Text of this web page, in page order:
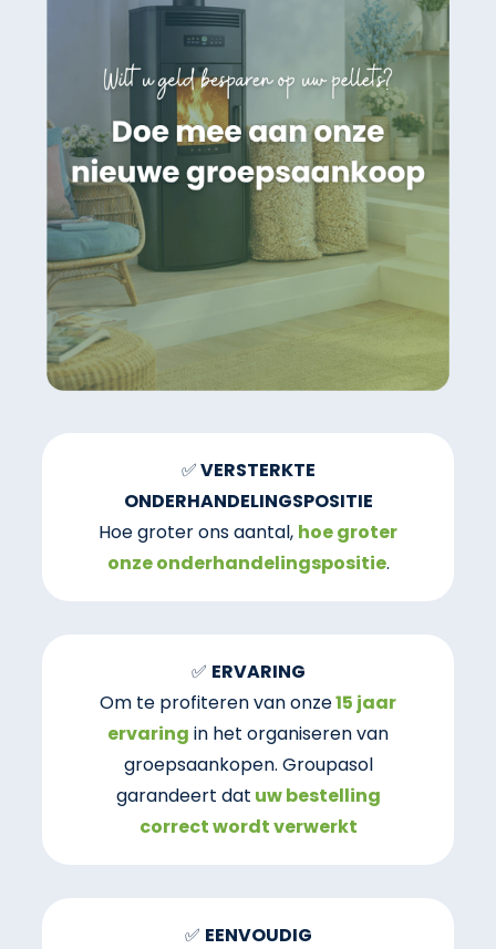
✅VERSTERKTE
ONDERHANDELINGSPOSITIE
Hoe groter ons aantal, hoe groter
onze onderhandelingspositie.
✅ ERVARING
Om te profiteren van onze15 jaar
ervaring in het organiseren van
groepsaankopen. Groupasol
garandeert dat uw bestelling
correct wordt verwerkt
✅ EENVOUDIG